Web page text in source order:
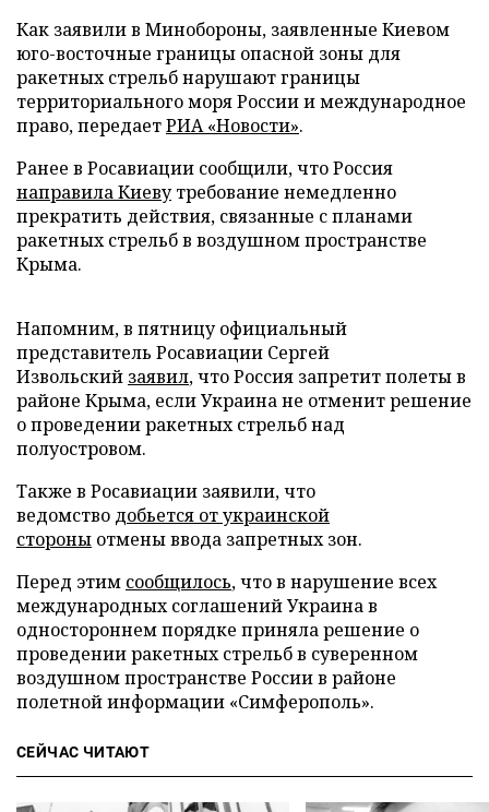
Как заявили в Минобороны, заявленные Киевом
юго-восточные границы опасной зоны для
ракетных стрельб нарушают границы
территориального моря России и международное
право, передаетРИА «Новости».
Ранее в Росавиации сообщили, что Россия
направила Киевутребование немедленно
прекратить действия, связанные с планами
ракетных стрельб в воздушном пространстве
Крыма.
Напомним, в пятницу официальный
представитель Росавиации Сергей
Извольский заявил, что Россия запретит полеты в
районе Крыма, если Украина не отменит решение
о проведении ракетных стрельб над
полуостровом.
Также в Росавиации заявили, что
ведомство добьется от украинской
стороны отмены ввода запретных зон.
Перед этим сообщилось, что в нарушение всех
международных соглашений Украина в
одностороннем порядке приняла решение о
проведении ракетных стрельб в суверенном
воздушном пространстве России в районе
полетной информации «Симферополь».
СЕЙЧАС ЧИТАЮТ